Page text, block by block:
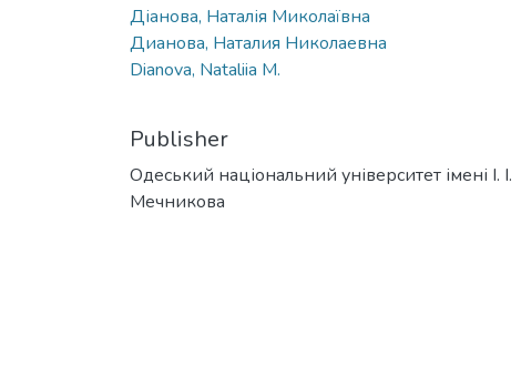
Діанова, Наталія Миколаївна
Дианова, Наталия Николаевна
Dianova, Nataliia M.
Publisher
Одеський національний університет імені І. І.
Мечникова